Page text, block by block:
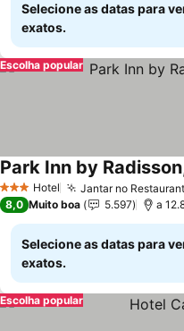
Selecione as datas para
exatos.
Escolha popular
3 EstrelasHotel Jantar no
Park Inn by
8,0 Muito boa 5.597 a
Selecione as datas para
exatos.
Escolha popular